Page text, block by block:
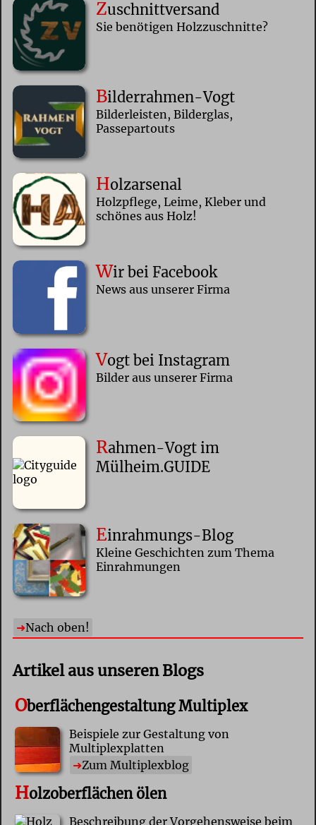
Zuschnittversand
Sie benötigen Holzzuschnitte?
Bilderrahmen-Vogt
Bilderleisten, Bilderglas,
Passepartouts
Holzarsenal
Holzpflege, Leime, Kleber und
schönes aus Holz!
Wir bei Facebook
News aus unserer Firma
Vogt bei Instagram
Bilder aus unserer Firma
Rahmen-Vogt im
Mülheim.GUIDE
Einrahmungs-Blog
Kleine Geschichten zum Thema
Einrahmungen
Nach oben!
Artikel aus unseren Blogs
Oberflächengestaltung Multiplex
Beispiele zur Gestaltung von
Multiplexplatten
Zum Multiplexblog
Holzoberflächen ölen
Beschreibung der Vorgehensweise beim